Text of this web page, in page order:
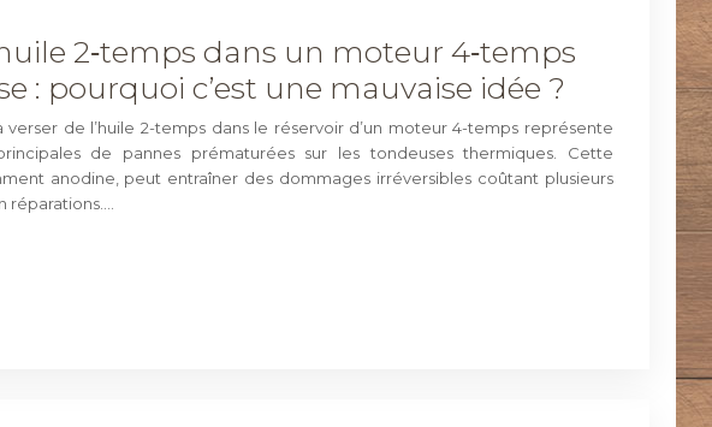
2‑temps dans un moteur 4‑temps
: pourquoi c’est une mauvaise idée ?
verser de l’huile 2-temps dans le réservoir d’un moteur 4-temps représente
de pannes prématurées sur les tondeuses thermiques. Cette
anodine, peut entraîner des dommages irréversibles coûtant plusieurs
réparations….